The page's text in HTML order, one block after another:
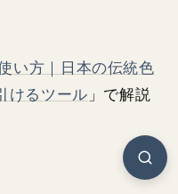
い方｜日本の伝統色
けるツール 」で解説